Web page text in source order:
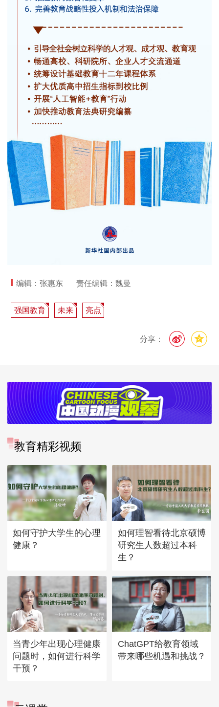
编辑：张惠东 责任编辑：魏曼
强国教育 未来 亮点
分享：
教育精彩视频
如何守护大学生的心理
健康？
如何理智看待北京硕博
研究生人数超过本科
生？
当青少年出现心理健康
问题时，如何进行科学
干预？
ChatGPT给教育领域
带来哪些机遇和挑战？